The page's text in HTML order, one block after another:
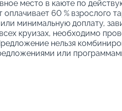
место в каюте по
оплачивает 60 % взрослого
минимальную доплату,
круизах, необходимо
нельзя
или